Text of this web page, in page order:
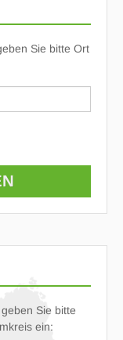
Sie bitte Ort
Sie bitte
ein: